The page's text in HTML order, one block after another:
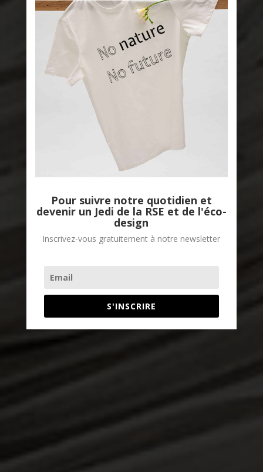
Pour suivre notre quotidien et
devenir un Jedi de la RSE et de l'éco-
design
Inscrivez-vous gratuitement à notre newsletter
S'INSCRIRE